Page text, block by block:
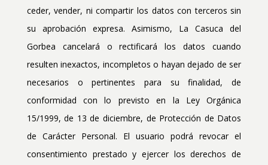
ceder, vender, ni compartir los datos con terceros sin
su aprobación expresa. Asimismo, La Casuca del
Gorbea cancelará o rectificará los datos cuando
resulten inexactos, incompletos o hayan dejado de ser
necesarios o pertinentes para su finalidad, de
conformidad con lo previsto en la Ley Orgánica
15/1999, de 13 de diciembre, de Protección de Datos
de Carácter Personal. El usuario podrá revocar el
consentimiento prestado y ejercer los derechos de